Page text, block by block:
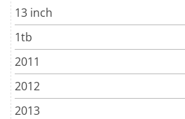
13 inch
1tb
2011
2012
2013